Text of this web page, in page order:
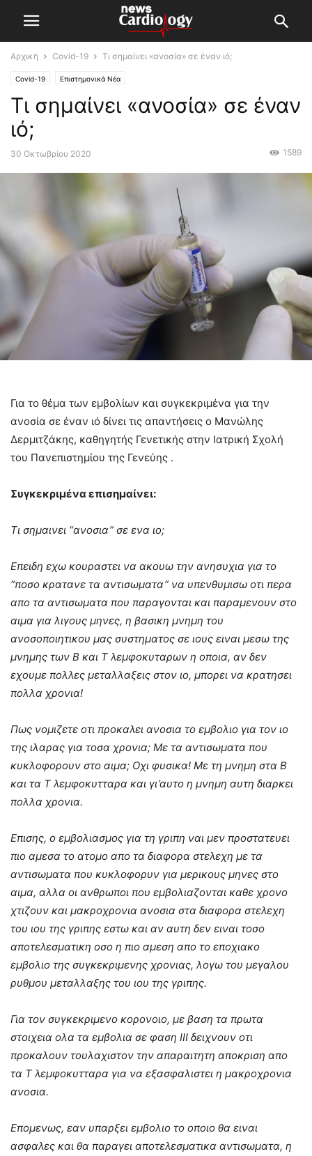
Αρχική Covid-19 Τι σημαίνει «ανοσία» σε έναν ιό;
Covid-19 Επιστημονικά Νέα
Τι σημαίνει «ανοσία» σε έναν
ιό;
30 Οκτωβρίου 2020 1589
Για το θέμα των εμβολίων και συγκεκριμένα για την
ανοσία σε έναν ιό δίνει τις απαντήσεις ο Μανώλης
Δερμιτζάκης, καθηγητής Γενετικής στην Ιατρική Σχολή
του Πανεπιστημίου της Γενεύης .
Συγκεκριμένα επισημαίνει:
Τι σημαινει “ανοσια” σε ενα ιο;
Επειδη εχω κουραστει να ακουω την ανησυχια για το
“ποσο κρατανε τα αντισωματα” να υπενθυμισω οτι περα
απο τα αντισωματα που παραγονται και παραμενουν στο
αιμα για λιγους μηνες, η βασικη μνημη του
ανοσοποιητικου μας συστηματος σε ιους ειναι μεσω της
μνημης των Β και Τ λεμφοκυταρων η οποια, αν δεν
εχουμε πολλες μεταλλαξεις στον ιο, μπορει να κρατησει
πολλα χρονια!
Πως νομιζετε οτι προκαλει ανοσια το εμβολιο για τον ιο
της ιλαρας για τοσα χρονια; Με τα αντισωματα που
κυκλοφορουν στο αιμα; Οχι φυσικα! Με τη μνημη στα Β
και τα Τ λεμφοκυτταρα και γι’αυτο η μνημη αυτη διαρκει
πολλα χρονια.
Επισης, ο εμβολιασμος για τη γριπη ναι μεν προστατευει
πιο αμεσα το ατομο απο τα διαφορα στελεχη με τα
αντισωματα που κυκλοφορυν για μερικους μηνες στο
αιμα, αλλα οι ανθρωποι που εμβολιαζονται καθε χρονο
χτιζουν και μακροχρονια ανοσια στα διαφορα στελεχη
του ιου της γριπης εστω και αν αυτη δεν ειναι τοσο
αποτελεσματικη οσο η πιο αμεση απο το εποχιακο
εμβολιο της συγκεκριμενης χρονιας, λογω του μεγαλου
ρυθμου μεταλλαξης του ιου της γριπης.
Για τον συγκεκριμενο κορονοιο, με βαση τα πρωτα
στοιχεια ολα τα εμβολια σε φαση ΙΙΙ δειχνουν οτι
προκαλουν τουλαχιστον την απαραιτητη αποκριση απο
τα Τ λεμφοκυτταρα για να εξασφαλιστει η μακροχρονια
ανοσια.
Επομενως, εαν υπαρξει εμβολιο το οποιο θα ειναι
ασφαλες και θα παραγει αποτελεσματικα αντισωματα, η